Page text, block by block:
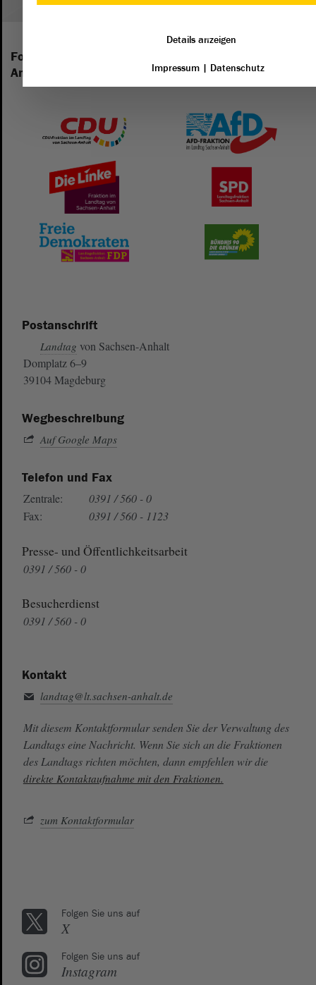
Folgende Fraktionen sind im Landtag von Sachsen-
Anhalt vertreten:
Postanschrift
Landtag von Sachsen-Anhalt
Domplatz 6–9
39104 Magdeburg
Wegbeschreibung
Auf Google Maps
Telefon und Fax
Zentrale:
0391 / 560 - 0
Fax:
0391 / 560 - 1123
Presse- und Öffentlichkeitsarbeit
0391 / 560 - 0
Besucherdienst
0391 / 560 - 0
Kontakt
landtag@lt.sachsen-anhalt.de
Mit diesem Kontaktformular senden Sie der Verwaltung des
Landtags eine Nachricht. Wenn Sie sich an die Fraktionen
des Landtags richten möchten, dann empfehlen wir die
direkte Kontaktaufnahme mit den Fraktionen.
zum Kontaktformular
Folgen Sie uns auf
X
Folgen Sie uns auf
Instagram
Details anzeigen
Impressum | Datenschutz